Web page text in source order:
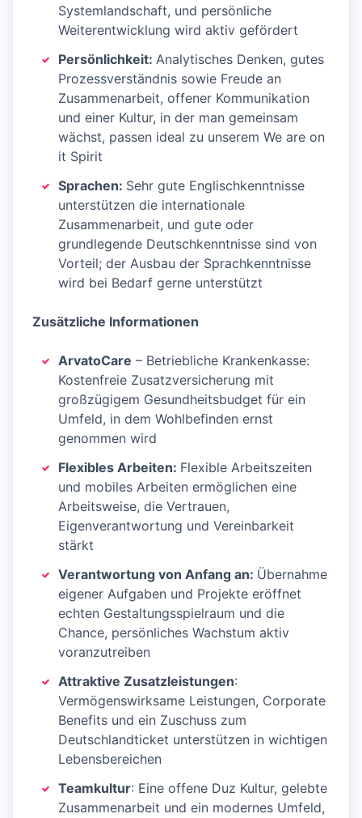
Systemlandschaft, und persönliche
Weiterentwicklung wird aktiv gefördert
Persönlichkeit: Analytisches Denken, gutes
Prozessverständnis sowie Freude an
Zusammenarbeit, offener Kommunikation
und einer Kultur, in der man gemeinsam
wächst, passen ideal zu unserem We are on
it Spirit
Sprachen: Sehr gute Englischkenntnisse
unterstützen die internationale
Zusammenarbeit, und gute oder
grundlegende Deutschkenntnisse sind von
Vorteil; der Ausbau der Sprachkenntnisse
wird bei Bedarf gerne unterstützt
Zusätzliche Informationen
ArvatoCare – Betriebliche Krankenkasse:
Kostenfreie Zusatzversicherung mit
großzügigem Gesundheitsbudget für ein
Umfeld, in dem Wohlbefinden ernst
genommen wird
Flexibles Arbeiten: Flexible Arbeitszeiten
und mobiles Arbeiten ermöglichen eine
Arbeitsweise, die Vertrauen,
Eigenverantwortung und Vereinbarkeit
stärkt
Verantwortung von Anfang an: Übernahme
eigener Aufgaben und Projekte eröffnet
echten Gestaltungsspielraum und die
Chance, persönliches Wachstum aktiv
voranzutreiben
Attraktive Zusatzleistungen:
Vermögenswirksame Leistungen, Corporate
Benefits und ein Zuschuss zum
Deutschlandticket unterstützen in wichtigen
Lebensbereichen
Teamkultur: Eine offene Duz Kultur, gelebte
Zusammenarbeit und ein modernes Umfeld,